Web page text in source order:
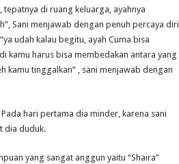
di ruang keluarga, ayahnya
Sani menjawab dengan penuh percaya diri
udah kalau begitu, ayah Cuma bisa
kamu harus bisa membedakan antara yang
kamu tinggalkan” , sani menjawab dengan
hari pertama dia minder, karena sani
dia duduk.
yang sangat anggun yaitu “Shaira”